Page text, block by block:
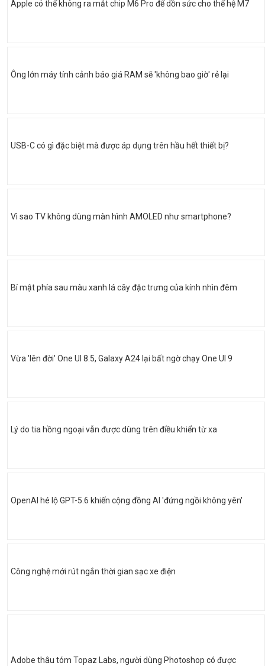
Apple có thể không ra mắt chip M6 Pro để dồn sức cho thế hệ M7
Ông lớn máy tính cảnh báo giá RAM sẽ 'không bao giờ' rẻ lại
USB-C có gì đặc biệt mà được áp dụng trên hầu hết thiết bị?
Vì sao TV không dùng màn hình AMOLED như smartphone?
Bí mật phía sau màu xanh lá cây đặc trưng của kính nhìn đêm
Vừa 'lên đời' One UI 8.5, Galaxy A24 lại bất ngờ chạy One UI 9
Lý do tia hồng ngoại vẫn được dùng trên điều khiển từ xa
OpenAI hé lộ GPT-5.6 khiến cộng đồng AI 'đứng ngồi không yên'
Công nghệ mới rút ngắn thời gian sạc xe điện
Adobe thâu tóm Topaz Labs, người dùng Photoshop có được